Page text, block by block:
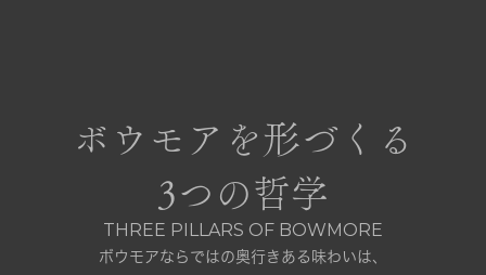
ボウモアを形づくる
3つの哲学
THREE PILLARS OF BOWMORE
ボウモアならではの奥行きある味わいは、